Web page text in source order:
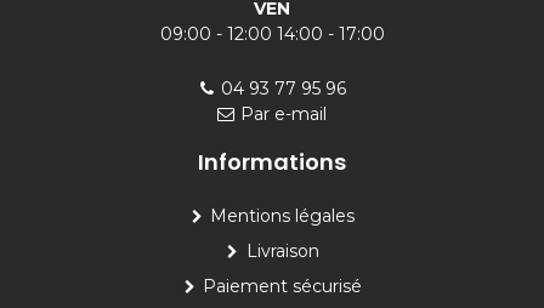
VEN
09:00 - 12:00 14:00 - 17:00
04 93 77 95 96
Par e-mail
Informations
Mentions légales
Livraison
Paiement sécurisé